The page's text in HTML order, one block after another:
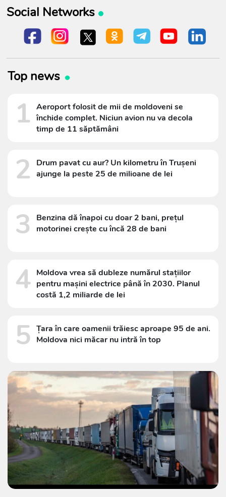
Social Networks
Top news
1 Aeroport folosit de mii de moldoveni se
închide complet. Niciun avion nu va decola
timp de 11 săptămâni
2
Drum pavat cu aur? Un kilometru în Trușeni
ajunge la peste 25 de milioane de lei
3
Benzina dă înapoi cu doar 2 bani, prețul
motorinei crește cu încă 28 de bani
4 Moldova vrea să dubleze numărul stațiilor
pentru mașini electrice până în 2030. Planul
costă 1,2 miliarde de lei
5 Țara în care oamenii trăiesc aproape 95 de ani.
Moldova nici măcar nu intră în top